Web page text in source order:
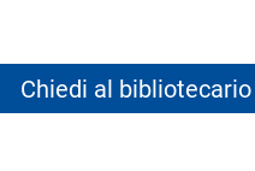
Chiedi al bibliotecario